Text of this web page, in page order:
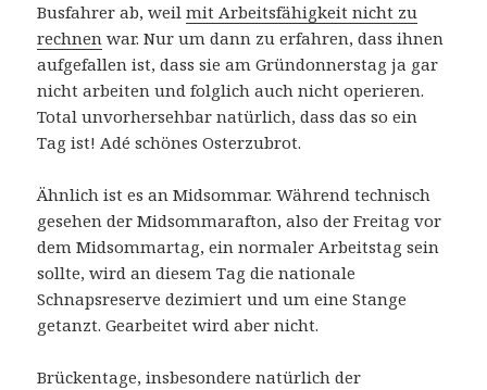
Busfahrer ab, weilmit Arbeitsfähigkeit nicht zu
rechnen war. Nur um dann zu erfahren, dass ihnen
aufgefallen ist, dass sie am Gründonnerstag ja gar
nicht arbeiten und folglich auch nicht operieren.
Total unvorhersehbar natürlich, dass das so ein
Tag ist! Adé schönes Osterzubrot.
Ähnlich ist es an Midsommar. Während technisch
gesehen der Midsommarafton, also der Freitag vor
dem Midsommartag, ein normaler Arbeitstag sein
sollte, wird an diesem Tag die nationale
Schnapsreserve dezimiert und um eine Stange
getanzt. Gearbeitet wird aber nicht.
Brückentage, insbesondere natürlich der